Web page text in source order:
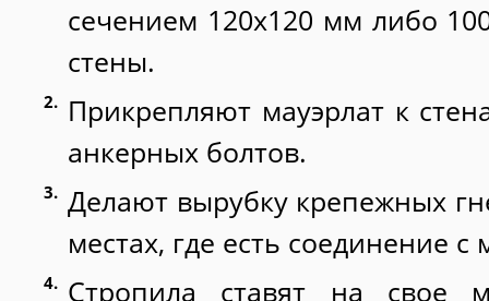
сечением 120х120 мм либо
стены.
Прикрепляют мауэрлат к
анкерных болтов.
Делают вырубку крепежных
местах, где есть соединение с
Стропила ставят на свое